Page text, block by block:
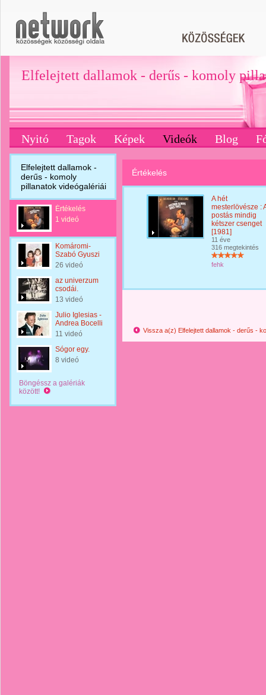
Elfelejtett dallamok - derűs - komoly
Nyitó Tagok Képek Videók Blog
Elfelejtett dallamok -
derűs - komoly
pillanatok videógalériái
Értékelés
1 videó
Komáromi-
Szabó Gyuszi
26 videó
az univerzum
csodái.
13 videó
Julio Iglesias -
Andrea Bocelli
11 videó
Sógor egy.
8 videó
Böngéssz a galériák
között!
Értékelés
A hét
mesterlövésze :
postás mindig
kétszer csenget
[1981]
11 éve
316 megtekintés
fehk
Vissza a(z) Elfelejtett dallamok - derűs -